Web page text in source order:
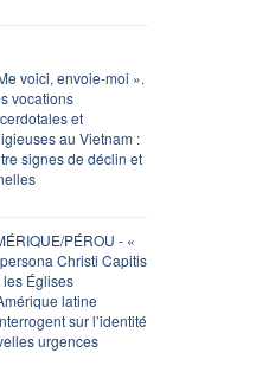
voici, envoie-moi ».
vocations
et
au Vietnam :
signes de déclin et
PÉROU - «
Christi Capitis
les Églises
latine
sur l’identité
urgences